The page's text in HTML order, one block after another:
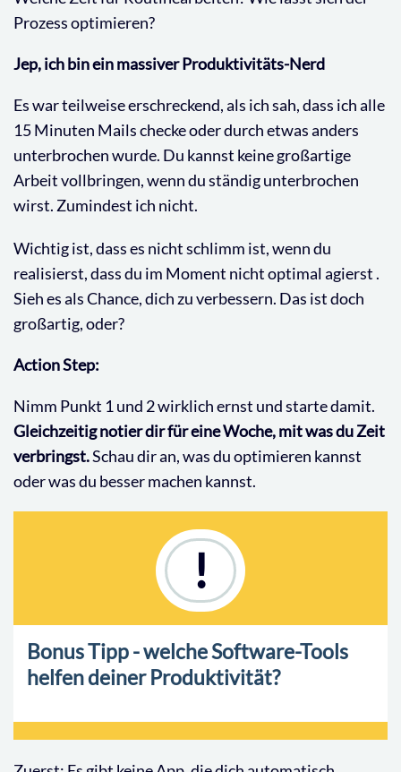
Prozess optimieren?
Jep, ich bin ein massiver Produktivitäts-Nerd
Es war teilweise erschreckend, als ich sah, dass ich alle
15 Minuten Mails checke oder durch etwas anders
unterbrochen wurde. Du kannst keine großartige
Arbeit vollbringen, wenn du ständig unterbrochen
wirst. Zumindest ich nicht.
Wichtig ist, dass es nicht schlimm ist, wenn du
realisierst, dass du im Moment nicht optimal agierst .
Sieh es als Chance, dich zu verbessern. Das ist doch
großartig, oder?
Action Step:
Nimm Punkt 1 und 2 wirklich ernst und starte damit.
Gleichzeitig notier dir für eine Woche, mit was du Zeit
verbringst.Schau dir an, was du optimieren kannst
oder was du besser machen kannst.
!
Bonus Tipp - welche Software-Tools
helfen deiner Produktivität?